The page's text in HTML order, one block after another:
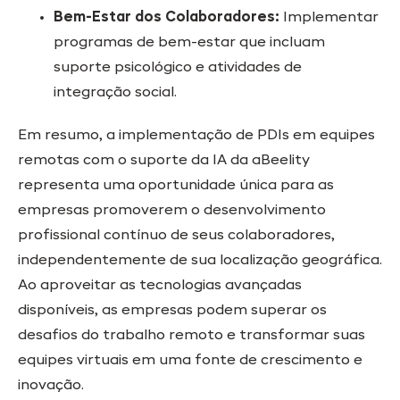
Bem-Estar dos Colaboradores: Implementar
programas de bem-estar que incluam
suporte psicológico e atividades de
integração social.
Em resumo, a implementação de PDIs em equipes
remotas com o suporte da IA da aBeelity
representa uma oportunidade única para as
empresas promoverem o desenvolvimento
profissional contínuo de seus colaboradores,
independentemente de sua localização geográfica.
Ao aproveitar as tecnologias avançadas
disponíveis, as empresas podem superar os
desafios do trabalho remoto e transformar suas
equipes virtuais em uma fonte de crescimento e
inovação.